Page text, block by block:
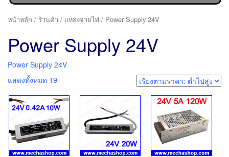
หน้าหลัก / ร้านค้า / แหล่งจ่ายไฟ / Power Supply 24V
Power Supply 24V
Power Supply 24V
แสดงทั้งหมด 19